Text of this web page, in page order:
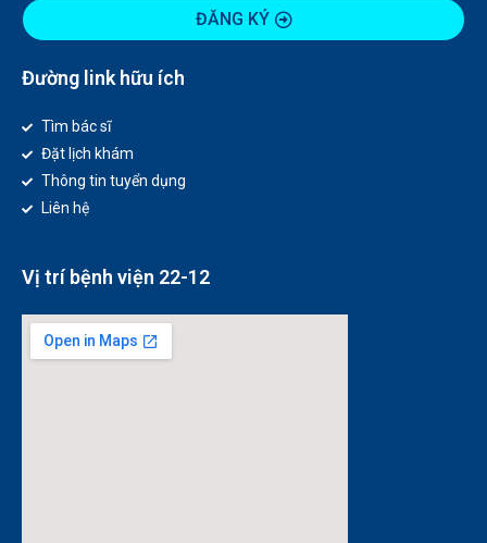
ĐĂNG KÝ
Đường link hữu ích
Tìm bác sĩ
Đặt lịch khám
Thông tin tuyển dụng
Liên hệ
Vị trí bệnh viện 22-12